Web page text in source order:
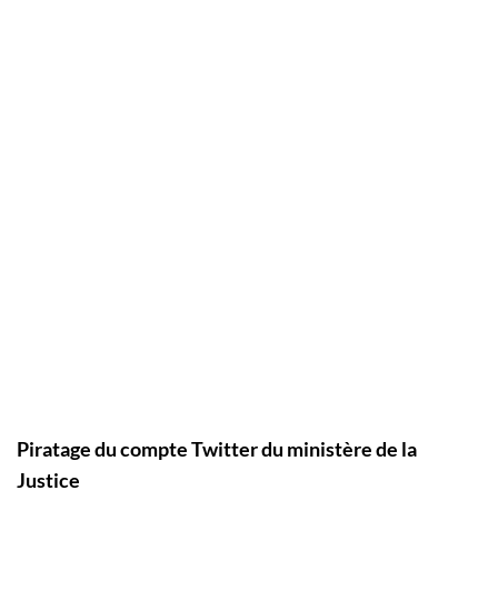
Piratage du compte Twitter du ministère de la
Justice